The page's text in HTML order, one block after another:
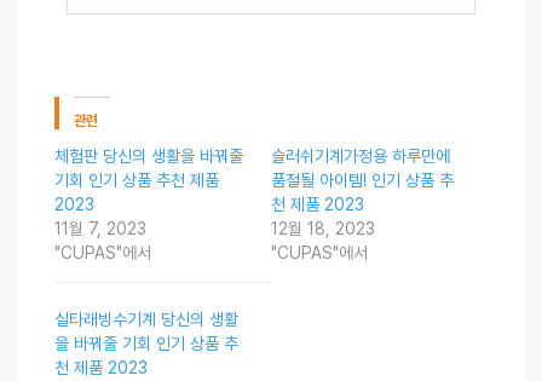
관련
체험판 당신의 생활을 바꿔줄
기회 인기 상품 추천 제품
2023
11월 7, 2023
"CUPAS"에서
슬러쉬기계가정용 하루만에
품절될 아이템! 인기 상품 추
천 제품 2023
12월 18, 2023
"CUPAS"에서
실타래빙수기계 당신의 생활
을 바꿔줄 기회 인기 상품 추
천 제품 2023